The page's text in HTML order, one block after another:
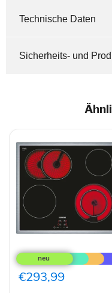
Technische Daten
Sicherheits- und
ET645HN17E
Glaskeramik-
Kochfeld
€293,99